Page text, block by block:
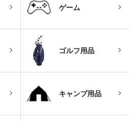
ゲーム
ゴルフ用品
キャンプ用品